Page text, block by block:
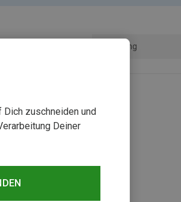
Sortierung
zuschneiden und
Deiner